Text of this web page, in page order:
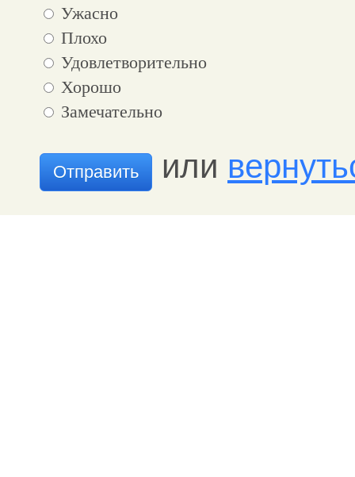
Ужасно
Плохо
Удовлетворительно
Хорошо
Замечательно
Отправить или